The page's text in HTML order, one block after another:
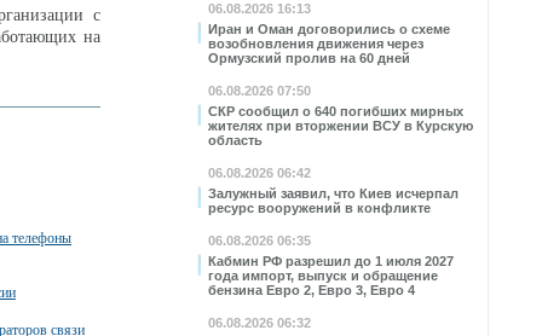
06.08.2026 16:13
Иран и Оман договорились о схеме
возобновления движения через
Ормузский пролив на 60 дней
06.08.2026 07:50
СКР сообщил о 640 погибших мирных
жителях при вторжении ВСУ в Курскую
область
06.08.2026 06:42
Залужный заявил, что Киев исчерпал
ресурс вооружений в конфликте
06.08.2026 06:35
Кабмин РФ разрешил до 1 июля 2027
года импорт, выпуск и обращение
бензина Евро 2, Евро 3, Евро 4
06.08.2026 06:32
с
на
телефоны
связи